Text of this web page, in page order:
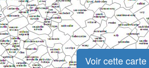
Voir cette carte